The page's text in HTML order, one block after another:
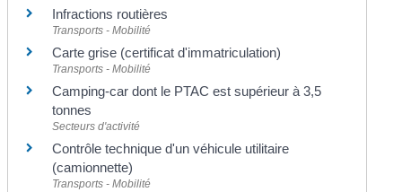
Infractions routières
Transports - Mobilité
Carte grise (certificat d'immatriculation)
Transports - Mobilité
Camping-car dont le PTAC est supérieur à 3,5
tonnes
Secteurs d'activité
Contrôle technique d'un véhicule utilitaire
(camionnette)
Transports - Mobilité